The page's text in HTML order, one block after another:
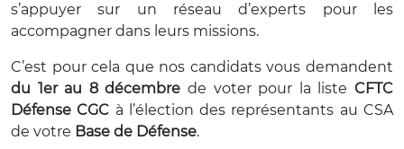
s’appuyer sur un réseau d’experts pour les
accompagner dans leurs missions.
C’est pour cela que nos candidats vous demandent
du 1er au 8 décembre de voter pour la listeCFTC
Défense CGC à l’élection des représentants au CSA
de votre Base de Défense.